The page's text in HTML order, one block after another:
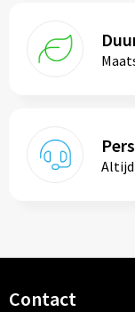
Contact